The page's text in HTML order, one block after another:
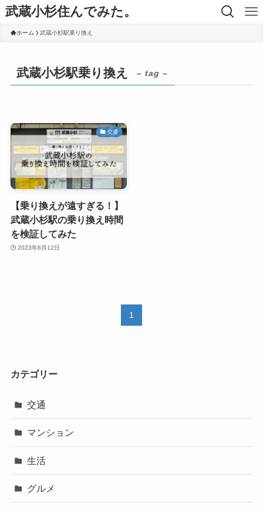
武蔵小杉住んでみた。
ホーム 武蔵小杉駅乗り換え
武蔵小杉駅乗り換え – tag –
交通
【乗り換えが遠すぎる！】
武蔵小杉駅の乗り換え時間
を検証してみた
2023年8月12日
1
カテゴリー
交通
マンション
生活
グルメ